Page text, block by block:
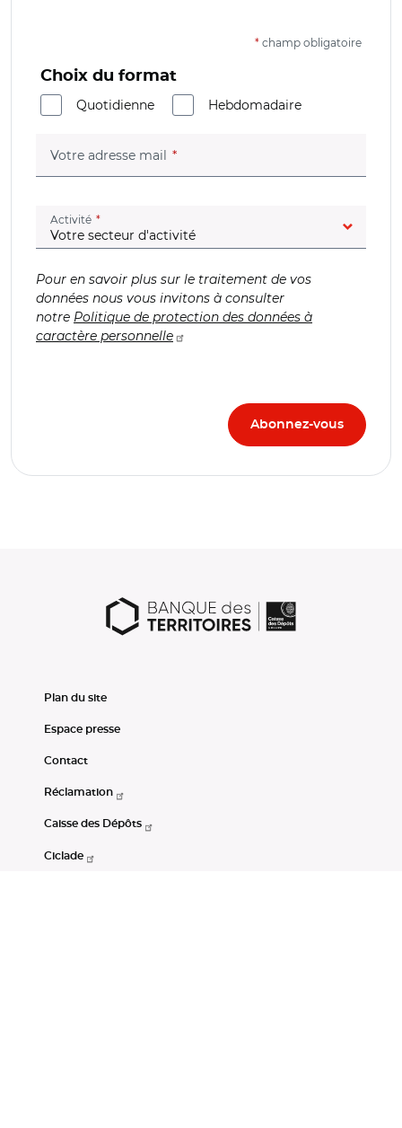
* champ obligatoire
Choix du format
Quotidienne
Hebdomadaire
Votre adresse mail (champ obligatoire)
Activité (champ obligatoire)
Pour en savoir plus sur le traitement de vos
données nous vous invitons à consulter
notre Politique de protection des données à
caractère personnelle
Plan du site
Espace presse
Contact
Réclamation
Caisse des Dépôts
Ciclade